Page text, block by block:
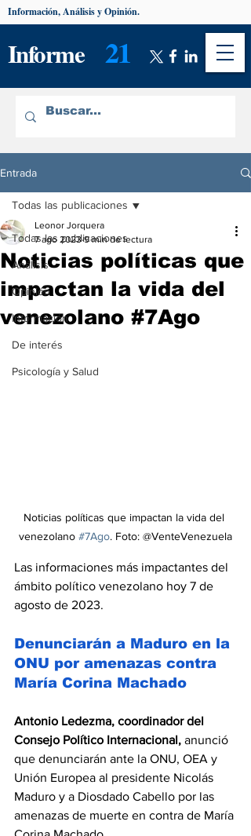
Informe 21
Información, Análisis y Opinión.
Entrada
Todas las publicaciones
Análisis
Opinión
Información
De interés
Psicología y Salud
Todas las publicaciones
Noticias políticas que
impactan la vida del
venezolano #7Ago
Leonor Jorquera
7 ago 2023 9 min de lectura
Noticias políticas que impactan la vida del
venezolano #7Ago. Foto: @VenteVenezuela
Las informaciones más impactantes del
ámbito político venezolano hoy 7 de
agosto de 2023.
Denunciarán a Maduro en la
ONU por amenazas contra
María Corina Machado
Antonio Ledezma, coordinador del
Consejo Político Internacional, anunció
que denunciarán ante la ONU, OEA y
Unión Europea al presidente Nicolás
Maduro y a Diosdado Cabello por las
amenazas de muerte en contra de María